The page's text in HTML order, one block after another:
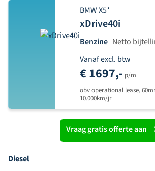
BMW X5*
xDrive40i
Benzine Netto
Vanaf excl. btw
€ 1697,- p/m
obv operational lease,
10.000km/jr
Vraag gratis offerte aan
Diesel